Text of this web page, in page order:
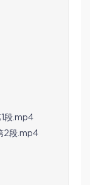
段.mp4
2段.mp4